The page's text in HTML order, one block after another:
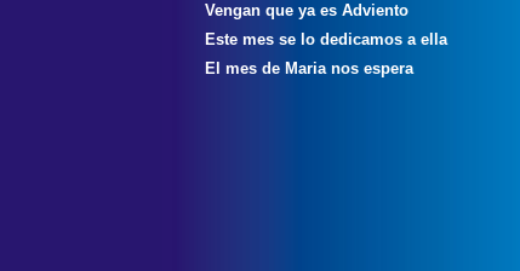
Vengan que ya es Adviento
Este mes se lo dedicamos a ella
El mes de Maria nos espera